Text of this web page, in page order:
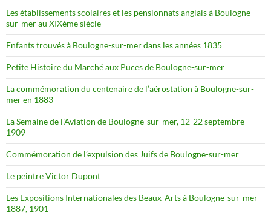
Les établissements scolaires et les pensionnats anglais à Boulogne-
sur-mer au XIXème siècle
Enfants trouvés à Boulogne-sur-mer dans les années 1835
Petite Histoire du Marché aux Puces de Boulogne-sur-mer
La commémoration du centenaire de l’aérostation à Boulogne-sur-
mer en 1883
La Semaine de l’Aviation de Boulogne-sur-mer, 12-22 septembre
1909
Commémoration de l’expulsion des Juifs de Boulogne-sur-mer
Le peintre Victor Dupont
Les Expositions Internationales des Beaux-Arts à Boulogne-sur-mer
1887, 1901